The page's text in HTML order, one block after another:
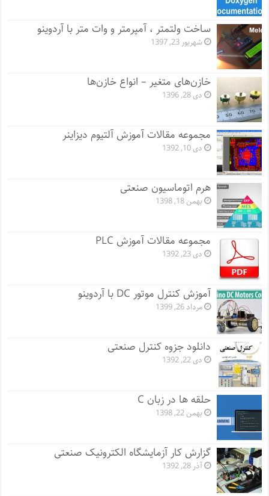
ساخت ولتمتر ، آمپرمتر و وات متر با آردوینو
شهریور 23, 1397
خازن‌های متغیر – انواع خازن‌ها
دی 28, 1396
مجموعه مقالات آموزش آلتیوم دیزاینر
دی 10, 1392
هرم اتوماسیون صنعتی
بهمن 18, 1398
مجموعه مقالات آموزش PLC
دی 23, 1392
آموزش کنترل موتور DC با آردوینو
مرداد 26, 1399
دانلود جزوه کنترل صنعتی
دی 22, 1392
حلقه ها در زبان C
بهمن 22, 1398
گزارش کار آزمایشگاه الکترونیک صنعتی
آذر 28, 1392